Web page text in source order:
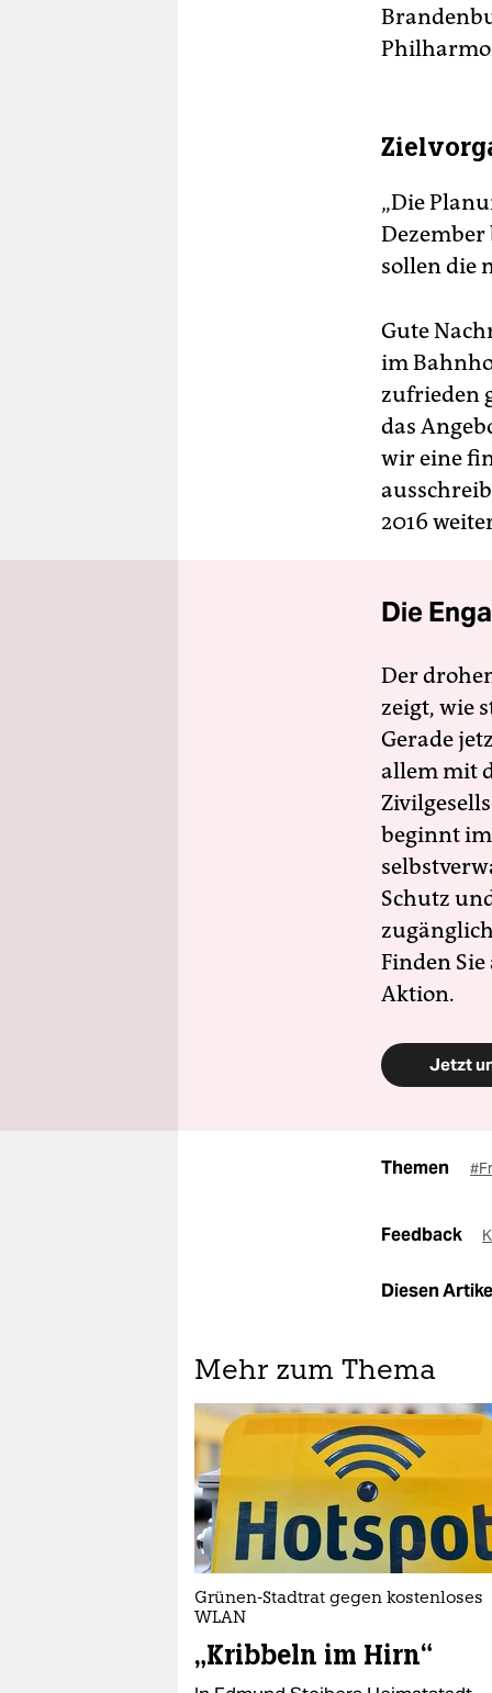
„Die
Dezember
sollen die
Gute
im
zufrieden
das
wir eine
2016
Die
Der
zeigt, wie
Gerade
allem mit
beginnt
Schutz
Finden
Aktion.
Jetzt
Themen
Feedback
Diesen
Mehr zum Thema
Grünen-Stadtrat gegen kostenloses
WLAN
„Kribbeln im Hirn“